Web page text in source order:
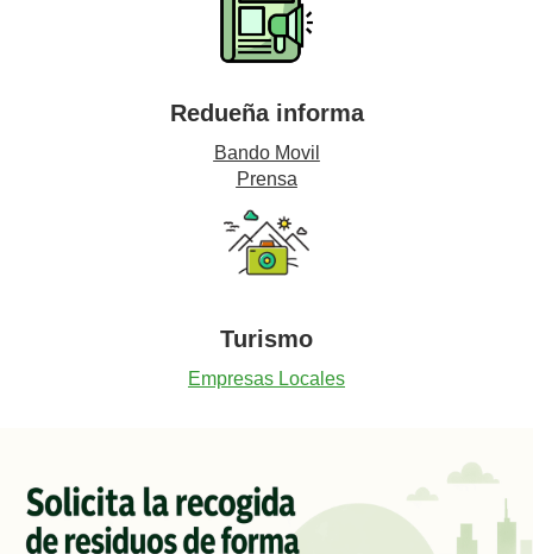
Redueña informa
Bando Movil
Prensa
Turismo
Empresas Locales